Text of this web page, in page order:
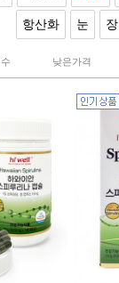
항산화 눈 장
낮은가격